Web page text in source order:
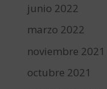
junio 2022
marzo 2022
noviembre 2021
octubre 2021